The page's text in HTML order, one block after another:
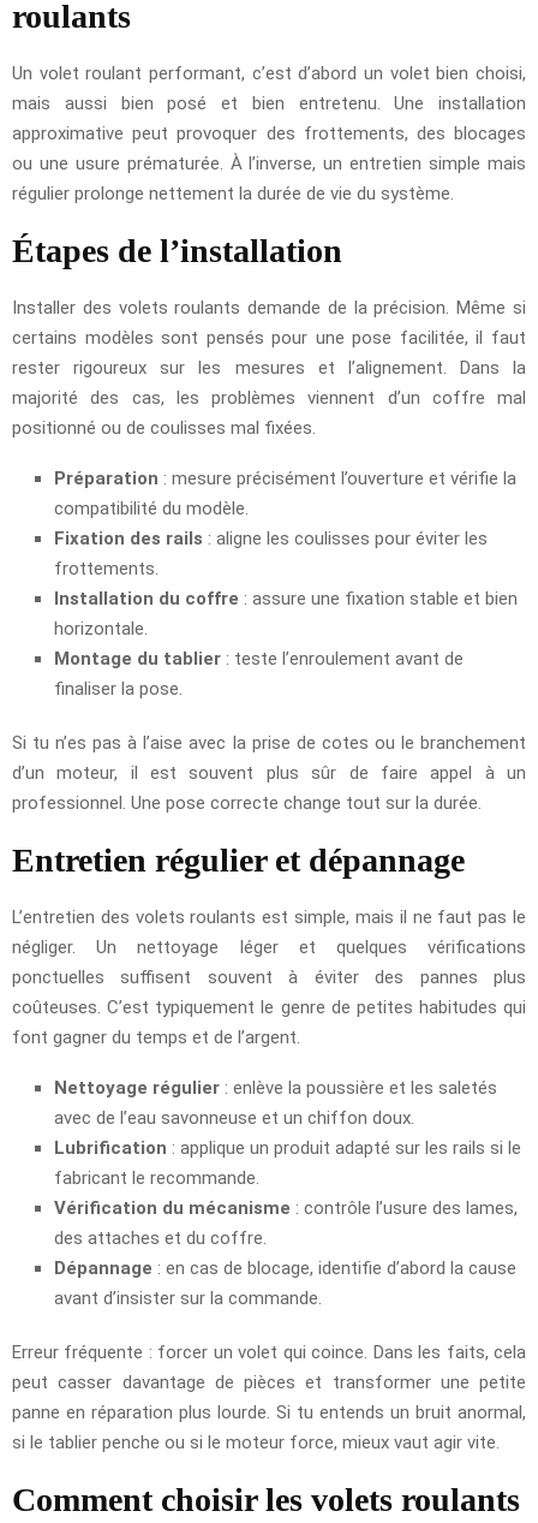
roulants
Un volet roulant performant, c’est d’abord un volet bien choisi,
mais aussi bien posé et bien entretenu. Une installation
approximative peut provoquer des frottements, des blocages
ou une usure prématurée. À l’inverse, un entretien simple mais
régulier prolonge nettement la durée de vie du système.
Étapes de l’installation
Installer des volets roulants demande de la précision. Même si
certains modèles sont pensés pour une pose facilitée, il faut
rester rigoureux sur les mesures et l’alignement. Dans la
majorité des cas, les problèmes viennent d’un coffre mal
positionné ou de coulisses mal fixées.
Préparation : mesure précisément l’ouverture et vérifie la
compatibilité du modèle.
Fixation des rails : aligne les coulisses pour éviter les
frottements.
Installation du coffre : assure une fixation stable et bien
horizontale.
Montage du tablier : teste l’enroulement avant de
finaliser la pose.
Si tu n’es pas à l’aise avec la prise de cotes ou le branchement
d’un moteur, il est souvent plus sûr de faire appel à un
professionnel. Une pose correcte change tout sur la durée.
Entretien régulier et dépannage
L’entretien des volets roulants est simple, mais il ne faut pas le
négliger. Un nettoyage léger et quelques vérifications
ponctuelles suffisent souvent à éviter des pannes plus
coûteuses. C’est typiquement le genre de petites habitudes qui
font gagner du temps et de l’argent.
Nettoyage régulier : enlève la poussière et les saletés
avec de l’eau savonneuse et un chiffon doux.
Lubrification : applique un produit adapté sur les rails si le
fabricant le recommande.
Vérification du mécanisme : contrôle l’usure des lames,
des attaches et du coffre.
Dépannage : en cas de blocage, identifie d’abord la cause
avant d’insister sur la commande.
Erreur fréquente : forcer un volet qui coince. Dans les faits, cela
peut casser davantage de pièces et transformer une petite
panne en réparation plus lourde. Si tu entends un bruit anormal,
si le tablier penche ou si le moteur force, mieux vaut agir vite.
Comment choisir les volets roulants